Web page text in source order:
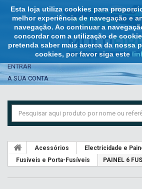
Esta loja utiliza cookies para
melhor experiência de navegação e
navegação. Ao continuar a
concordar com a utilização de
pretenda saber mais acerca da nossa
cookies, por favor siga este
ENTRAR
A SUA CONTA
Acessórios
Electricidade e
Fusíveis e Porta-Fusíveis
PAINEL 6